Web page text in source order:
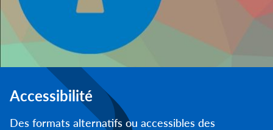
Accessibilité
Des formats alternatifs ou accessibles des